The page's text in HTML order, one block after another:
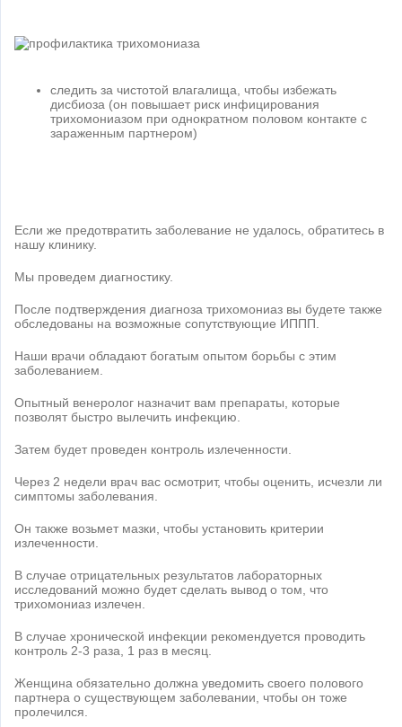
следить за чистотой влагалища, чтобы избежать
дисбиоза (он повышает риск инфицирования
трихомониазом при однократном половом контакте с
зараженным партнером)
Если же предотвратить заболевание не удалось, обратитесь в
нашу клинику.
Мы проведем диагностику.
После подтверждения диагноза трихомониаз вы будете также
обследованы на возможные сопутствующие ИППП.
Наши врачи обладают богатым опытом борьбы с этим
заболеванием.
Опытный венеролог назначит вам препараты, которые
позволят быстро вылечить инфекцию.
Затем будет проведен контроль излеченности.
Через 2 недели врач вас осмотрит, чтобы оценить, исчезли ли
симптомы заболевания.
Он также возьмет мазки, чтобы установить критерии
излеченности.
В случае отрицательных результатов лабораторных
исследований можно будет сделать вывод о том, что
трихомониаз излечен.
В случае хронической инфекции рекомендуется проводить
контроль 2-3 раза, 1 раз в месяц.
Женщина обязательно должна уведомить своего полового
партнера о существующем заболевании, чтобы он тоже
пролечился.